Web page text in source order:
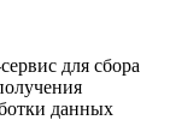
для сбора
данных